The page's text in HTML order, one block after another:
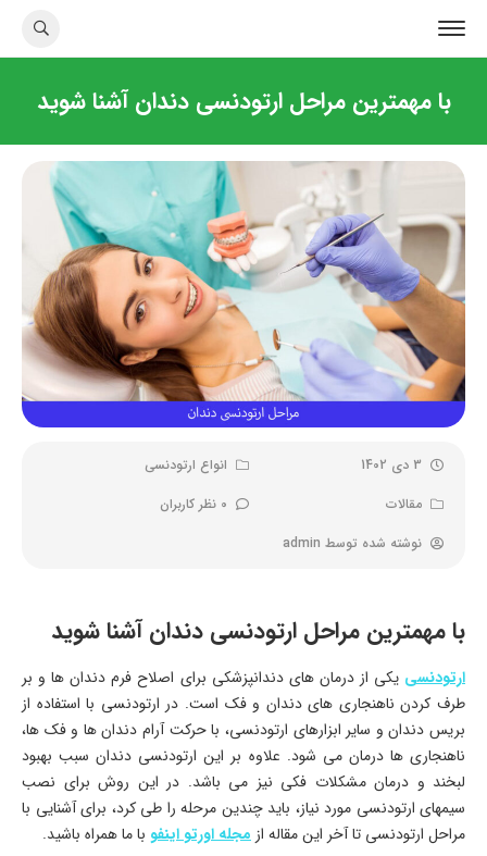
با مهمترین مراحل ارتودنسی دندان آشنا شوید
3 دی 1402
انواع ارتودنسی
مقالات
0 نظر کاربران
نوشته شده توسط admin
با مهمترین مراحل ارتودنسی دندان آشنا شوید
ارتودنسی یکی از درمان های دندانپزشکی برای اصلاح فرم دندان ها و بر
طرف کردن ناهنجاری های دندان و فک است. در ارتودنسی با استفاده از
بریس دندان و سایر ابزارهای ارتودنسی، با حرکت آرام دندان ها و فک ها،
ناهنجاری ها درمان می شود. علاوه بر این ارتودنسی دندان سبب بهبود
لبخند و درمان مشکلات فکی نیز می باشد. در این روش برای نصب
سیمهای ارتودنسی مورد نیاز، باید چندین مرحله را طی کرد، برای آشنایی با
مراحل ارتودنسی تا آخر این مقاله از مجله اورتو اینفو با ما همراه باشید.